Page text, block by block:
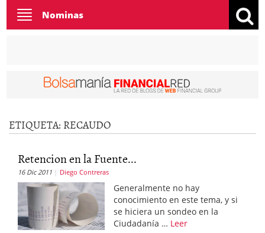
Toggle
navigation
Nominas
ETIQUETA: RECAUDO
Retencion en la Fuente...
16 Dic 2011 Diego Contreras
Generalmente no hay
conocimiento en este tema, y si
se hiciera un sondeo en la
Ciudadanía … Leer